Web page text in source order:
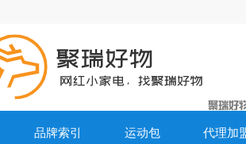
品牌索引 运动包 代理加